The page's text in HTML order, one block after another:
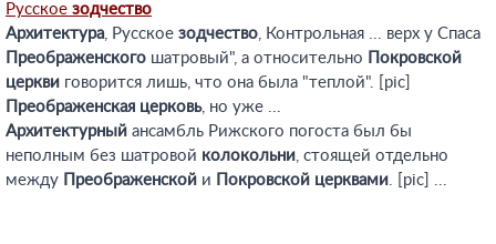
Русское зодчество
Архитектура, Русское зодчество, Контрольная ... верх у Спаса
Преображенского шатровый", а относительно
Покровской
церкви говорится лишь, что она была "теплой". [pic]
Преображенская церковь, но уже ...
Архитектурный ансамбль Рижского погоста был бы
неполным без шатровой колокольни, стоящей отдельно
между
Преображенской и Покровской церквами. [pic] ...